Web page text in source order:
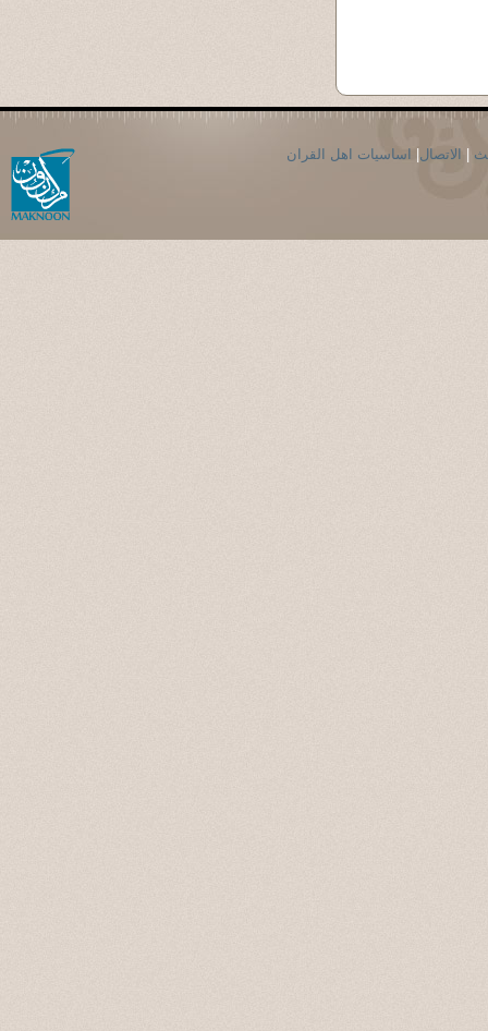
| الاتصال| اساسيات اهل القران